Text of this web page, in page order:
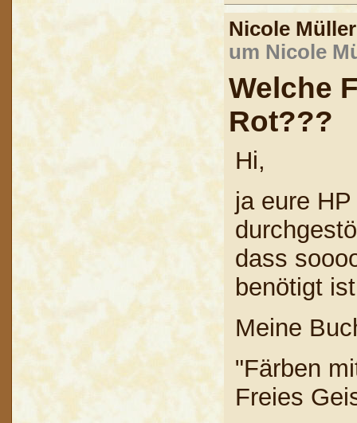
Nicole
um Nicole
Welche
Rot???
Hi,
ja eure
dass
benötigt
Meine
"Färben
Freies